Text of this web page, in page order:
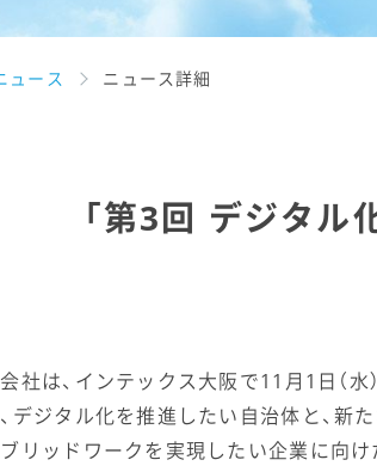
ュース ニュース詳細
「第3回 デジタル
社は、インテックス大阪で11月1日（水
デジタル化を推進したい自治体と、新
リッドワークを実現したい企業に向け